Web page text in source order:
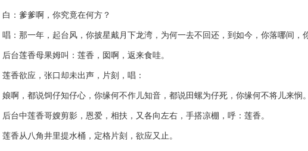
爹爹啊，你究竟在何方？
那一年，起台风，你披星戴月下龙湾，为何一去不回还，到如今，你落哪间，你
莲香母果姆叫：莲香，囡啊，返来食哇。
欲应，张口却未出声，片刻，唱：
，都说饲仔知仔心，你缘何不作儿知音，都说田螺为仔死，你缘何不将儿来悯。
中莲香哥嫂剪影，恩爱，相扶，又各向左右，手搭凉棚，呼：莲香。
从八角井里提水桶，定格片刻，欲应又止。